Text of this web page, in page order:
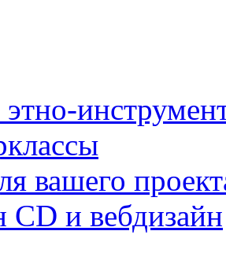
этно-
вашего
CD и вебдизайн